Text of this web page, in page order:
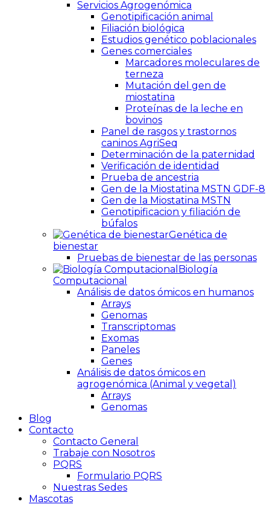
Servicios Agrogenómica
Genotipificación animal
Filiación biológica
Estudios genético poblacionales
Genes comerciales
Marcadores moleculares de
terneza
Mutación del gen de
miostatina
Proteínas de la leche en
bovinos
Panel de rasgos y trastornos
caninos AgriSeq
Determinación de la paternidad
Verificación de identidad
Prueba de ancestria
Gen de la Miostatina MSTN GDF-8
Gen de la Miostatina MSTN
Genotipificacion y filiación de
búfalos
Genética de
bienestar
Pruebas de bienestar de las personas
Biología
Computacional
Análisis de datos ómicos en humanos
Arrays
Genomas
Transcriptomas
Exomas
Paneles
Genes
Análisis de datos ómicos en
agrogenómica (Animal y vegetal)
Arrays
Genomas
Blog
Contacto
Contacto General
Trabaje con Nosotros
PQRS
Formulario PQRS
Nuestras Sedes
Mascotas